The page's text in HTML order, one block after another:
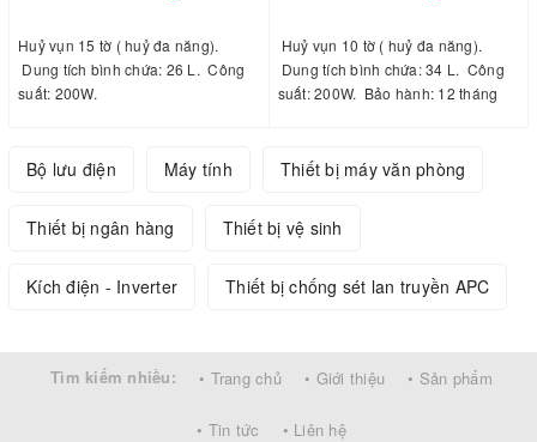
Huỷ vụn 15 tờ ( huỷ đa năng).
Dung tích bình chứa: 26 L. Công
suất: 200W.
Huỷ vụn 10 tờ ( huỷ đa năng).
Dung tích bình chứa: 34 L. Công
suất: 200W. Bảo hành: 12 tháng
Bộ lưu điện Máy tính Thiết bị máy văn phòng
Thiết bị ngân hàng Thiết bị vệ sinh
Kích điện - Inverter Thiết bị chống sét lan truyền APC
Tìm kiếm nhiều: • Trang chủ • Giới thiệu • Sản phẩm
• Tin tức • Liên hệ